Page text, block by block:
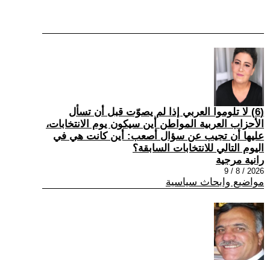
(6) لا تلوموا العربي إذا لم يصوّت قبل أن تسأل
الأحزاب العربية المواطن أين سيكون يوم الانتخابات،
عليها أن تجيب عن سؤال أصعب: أين كانت هي في
اليوم التالي للانتخابات السابقة؟
رانية مرجية
2026 / 8 / 9
مواضيع وابحاث سياسية